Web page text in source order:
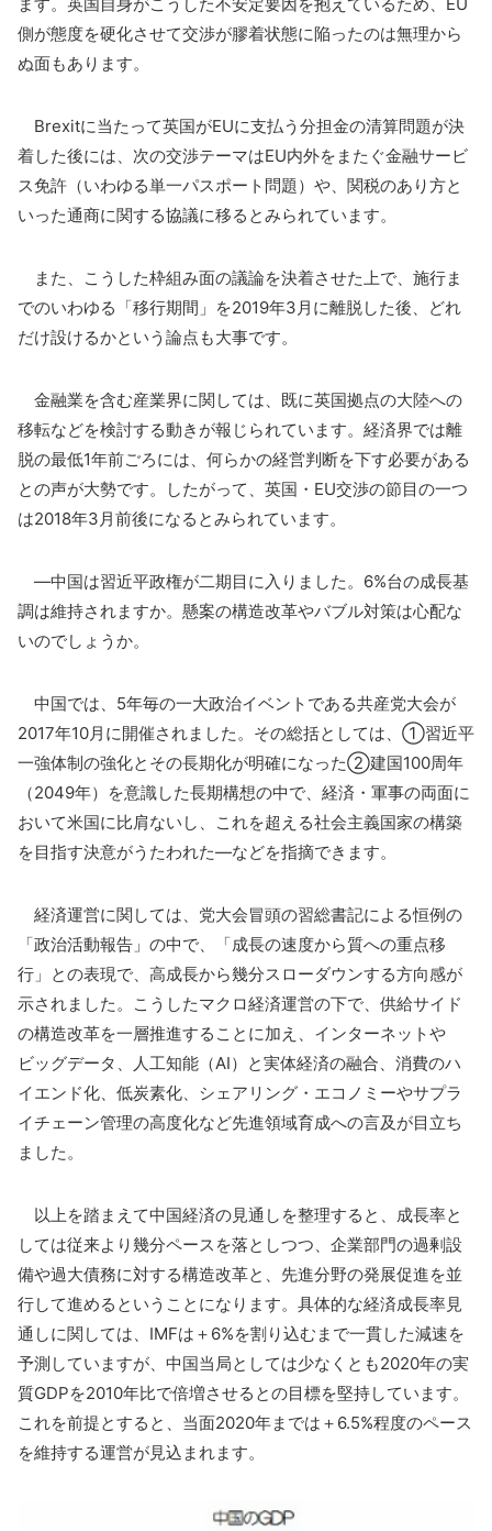
側が態度を硬化させて交渉が膠着状態に陥ったのは無理から
ぬ面もあります。
Brexitに当たって英国がEUに支払う分担金の清算問題が決
着した後には、次の交渉テーマはEU内外をまたぐ金融サービ
ス免許（いわゆる単一パスポート問題）や、関税のあり方と
いった通商に関する協議に移るとみられています。
また、こうした枠組み面の議論を決着させた上で、施行ま
でのいわゆる「移行期間」を2019年3月に離脱した後、どれ
だけ設けるかという論点も大事です。
金融業を含む産業界に関しては、既に英国拠点の大陸への
移転などを検討する動きが報じられています。経済界では離
脱の最低1年前ごろには、何らかの経営判断を下す必要がある
との声が大勢です。したがって、英国・EU交渉の節目の一つ
は2018年3月前後になるとみられています。
―中国は習近平政権が二期目に入りました。6%台の成長基
調は維持されますか。懸案の構造改革やバブル対策は心配な
いのでしょうか。
中国では、5年毎の一大政治イベントである共産党大会が
2017年10月に開催されました。その総括としては、①習近平
一強体制の強化とその長期化が明確になった②建国100周年
（2049年）を意識した長期構想の中で、経済・軍事の両面に
おいて米国に比肩ないし、これを超える社会主義国家の構築
を目指す決意がうたわれた―などを指摘できます。
経済運営に関しては、党大会冒頭の習総書記による恒例の
「政治活動報告」の中で、「成長の速度から質への重点移
行」との表現で、高成長から幾分スローダウンする方向感が
示されました。こうしたマクロ経済運営の下で、供給サイド
の構造改革を一層推進することに加え、インターネットや
ビッグデータ、人工知能（AI）と実体経済の融合、消費のハ
イエンド化、低炭素化、シェアリング・エコノミーやサプラ
イチェーン管理の高度化など先進領域育成への言及が目立ち
ました。
以上を踏まえて中国経済の見通しを整理すると、成長率と
しては従来より幾分ペースを落としつつ、企業部門の過剰設
備や過大債務に対する構造改革と、先進分野の発展促進を並
行して進めるということになります。具体的な経済成長率見
通しに関しては、IMFは＋6%を割り込むまで一貫した減速を
予測していますが、中国当局としては少なくとも2020年の実
質GDPを2010年比で倍増させるとの目標を堅持しています。
これを前提とすると、当面2020年までは＋6.5%程度のペース
を維持する運営が見込まれます。